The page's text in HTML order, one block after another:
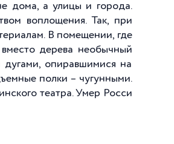
дома, а улицы и города.
воплощения. Так, при
В помещении, где
дерева необычный
опиравшимися на
полки – чугунными.
театра. Умер Росси